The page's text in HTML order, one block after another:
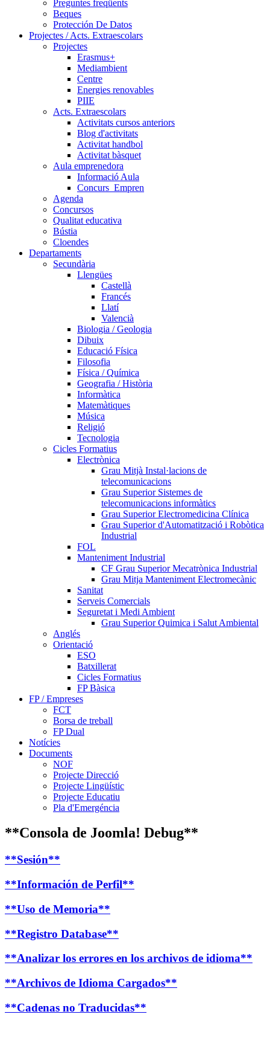
Preguntes freqüents
Beques
Protección De Datos
Projectes / Acts. Extraescolars
Projectes
Erasmus+
Mediambient
Centre
Energies renovables
PIIE
Acts. Extraescolars
Activitats cursos anteriors
Blog d'activitats
Activitat handbol
Activitat bàsquet
Aula emprenedora
Informació Aula
Concurs_Empren
Agenda
Concursos
Qualitat educativa
Bústia
Cloendes
Departaments
Secundària
Llengües
Castellà
Francés
Llatí
Valencià
Biologia / Geologia
Dibuix
Educació Física
Filosofia
Física / Química
Geografia / Història
Informàtica
Matemàtiques
Música
Religió
Tecnologia
Cicles Formatius
Electrònica
Grau Mitjà Instal·lacions de
telecomunicacions
Grau Superior Sistemes de
telecomunicacions informàtics
Grau Superior Electromedicina Clínica
Grau Superior d'Automatització i Robòtica
Industrial
FOL
Manteniment Industrial
CF Grau Superior Mecatrònica Industrial
Grau Mitja Manteniment Electromecànic
Sanitat
Serveis Comercials
Seguretat i Medi Ambient
Grau Superior Quimica i Salut Ambiental
Anglés
Orientació
ESO
Batxillerat
Cicles Formatius
FP Bàsica
FP / Empreses
FCT
Borsa de treball
FP Dual
Notícies
Documents
NOF
Projecte Direcció
Projecte Lingüístic
Projecte Educatiu
Pla d'Emergéncia
**Consola de Joomla! Debug**
**Sesión**
**Información de Perfil**
**Uso de Memoria**
**Registro Database**
**Analizar los errores en los archivos de idioma**
**Archivos de Idioma Cargados**
**Cadenas no Traducidas**